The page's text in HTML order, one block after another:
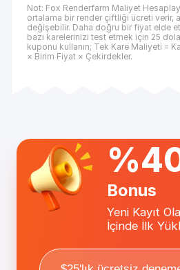
Not: Fox Renderfarm Maliyet
ortalama bir render çiftliği ücreti verir,
değişebilir. Daha doğru bir fiyat elde
bazı karelerinizi test etmek için 25
kuponu kullanın; Tek Kare Maliyeti =
× Birim Fiyat × Çekirdekler.
Bonus
Yeni Kayıt
İçinde İlk